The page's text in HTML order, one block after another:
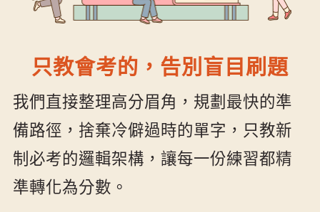
只教會考的，告別盲目刷題
我們直接整理高分眉角，規劃最快的準
備路徑，捨棄冷僻過時的單字，只教新
制必考的邏輯架構，讓每一份練習都精
準轉化為分數。